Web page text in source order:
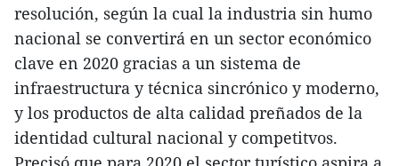
resolución, según la cual la industria sin humo
nacional se convertirá en un sector económico
clave en 2020 gracias a un sistema de
infraestructura y técnica sincrónico y moderno,
y los productos de alta calidad preñados de la
identidad cultural nacional y competitvos.